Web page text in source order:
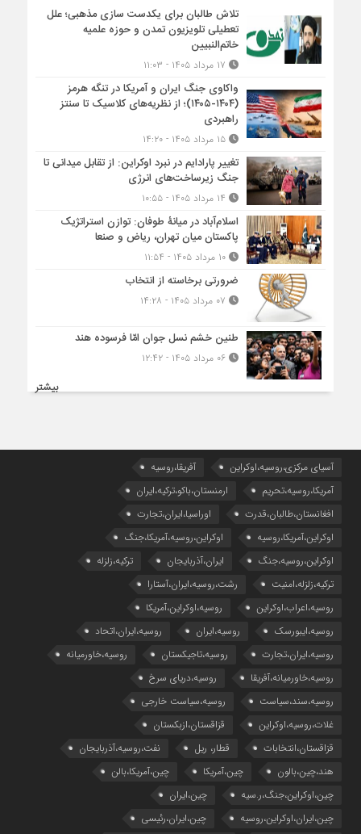
تلاش طالبان برای یکدست سازی مذهبی؛ علل
تعطیلی تلویزیون تمدن و حوزه علمیه
خاتم‌النبیین
واکاوی جنگ ایران و آمریکا در تنگه هرمز
(۱۴۰۴-۱۴۰۵)؛ از نظریه‌های کلاسیک تا سنتز
راهبردی
۱۵ مرداد ۱۴۰۵ - ۱۴:۲۰
تغییر پارادایم در نبرد اوکراین: از تقابل میدانی تا
جنگ زیرساخت‌های انرژی
اسلام‌آباد در میانۀ طوفان: توازن استراتژیک
پاکستان میان تهران، ریاض و صنعا
۱۰ مرداد ۱۴۰۵ - ۱۱:۵۴
ضرورتی برخاسته از انتخاب
طنین خشم نسل جوان امّا فرسوده هند
۰۶ مرداد ۱۴۰۵ - ۱۲:۴۲
بیشتر
آسیای مرکزی،روسیه،اوکراین
آفریقا،روسیه
آمریکا،روسیه،تحریم
ارمنستان،باکو،ترکیه،ایران
افغانستان،طالبان،قدرت
اوراسیا،ایران،تجارت
اوکراین،آمریکا،روسیه
اوکراین،روسیه،آمریکا،جنگ
اوکراین،روسیه،جنگ
ایران،آذربایجان
ترکیه،زلزله
ترکیه،زلزله،امنیت
رشت،روسیه،ایران،آستارا
روسیه،اعراب،اوکراین
روسیه،اوکراین،آمریکا
روسیه،ایبورسک
روسیه،ایران
روسیه،ایران،اتحاد
روسیه،ایران،تجارت
روسیه،تاجیکستان
روسیه،خاورمیانه
روسیه،خاورمیانه،آفریقا
روسیه،دریای سرخ
روسیه،سند،سیاست
روسیه،سیاست خارجی
غلات،روسیه،اوکراین
قزاقستان،ازبکستان
قزاقستان،انتخابات
قطار، ریل
نفت،روسیه،آذربایجان
هند،چین،بالون
چین،آمریکا
چین،آمریکا،بالن
چین،اوکراین،جنگ،ر.سیه
چین،ایران
چین،ایران،اوکراین،روسیه
چین،ایران،رئیسی